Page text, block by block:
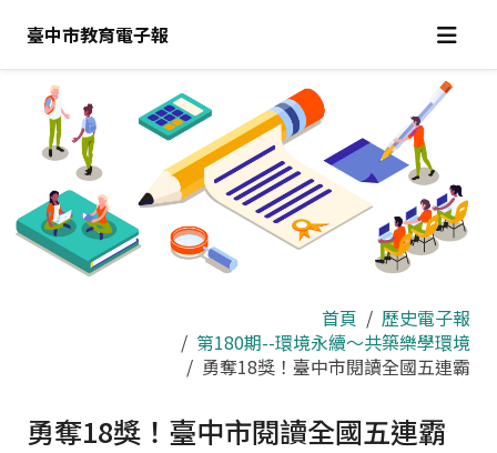
臺中市教育電子報
首頁
歷史電子報
第180期--環境永續～共築樂學環境
勇奪18獎！臺中市閱讀全國五連霸
勇奪18獎！臺中市閱讀全國五連霸